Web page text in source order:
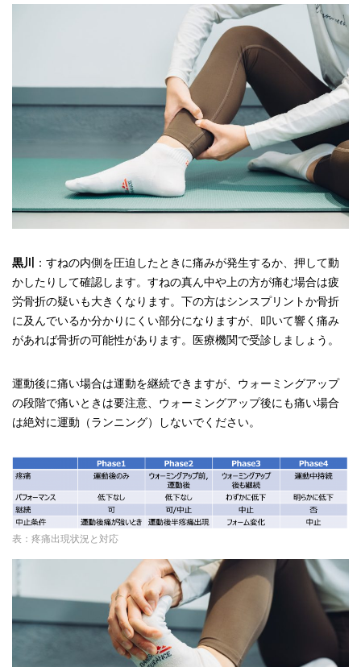
黒川
：すねの内側を圧迫したときに痛みが発生するか、押して動
かしたりして確認します。すねの真ん中や上の方が痛む場合は疲
労骨折の疑いも大きくなります。下の方はシンスプリントか骨折
に及んでいるか分かりにくい部分になりますが、叩いて響く痛み
があれば骨折の可能性があります。医療機関で受診しましょう。
運動後に痛い場合は運動を継続できますが、ウォーミングアップ
の段階で痛いときは要注意、ウォーミングアップ後にも痛い場合
は絶対に運動（ランニング）しないでください。
表：疼痛出現状況と対応